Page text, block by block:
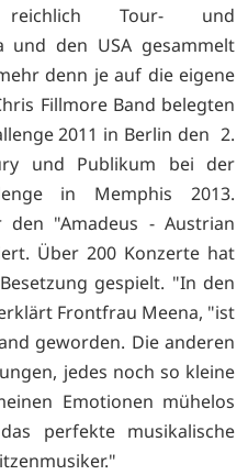
reichlich Tour- und
und den USA gesammelt
denn je auf die eigene
Fillmore Band belegten
2011 in Berlin den 2.
und Publikum bei der
in Memphis 2013.
"Amadeus - Austrian
Über 200 Konzerte hat
gespielt. "In den
Frontfrau Meena, "ist
geworden. Die anderen
jedes noch so kleine
Emotionen mühelos
perfekte musikalische